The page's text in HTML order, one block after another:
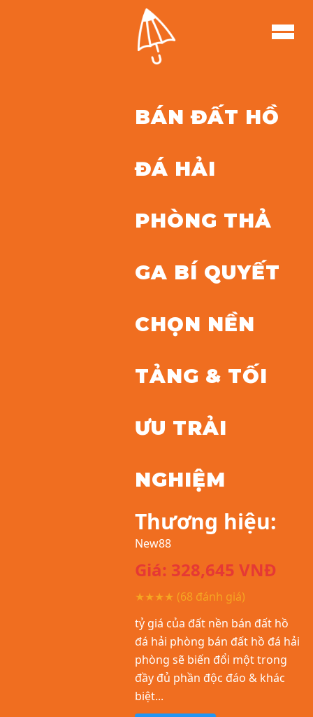
BÁN ĐẤT HỒ
ĐÁ HẢI
PHÒNG THẢ
GA BÍ QUYẾT
CHỌN NỀN
TẢNG & TỐI
ƯU TRẢI
NGHIỆM
Thương hiệu:
New88
Giá: 328,645 VNĐ
★★★★ (68 đánh giá)
tỷ giá của đất nền bán đất hồ
đá hải phòng bán đất hồ đá hải
phòng sẽ biến đổi một trong
đầy đủ phần độc đáo & khác
biệt...